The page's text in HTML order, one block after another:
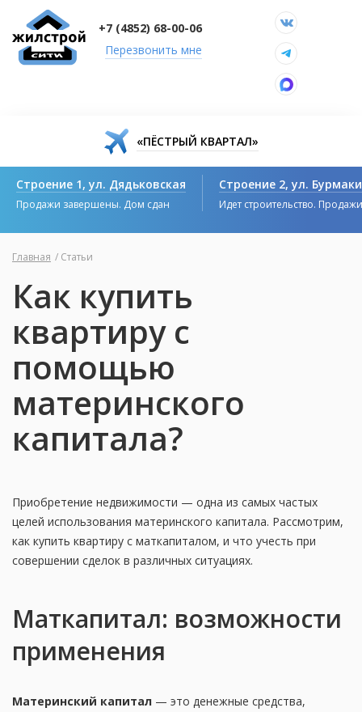
+7 (4852) 68-00-06
Перезвонить мне
«ПЁСТРЫЙ КВАРТАЛ»
Строение 1, ул. Дядьковская
Продажи завершены. Дом сдан
Строение 2, ул.
Идет строительство.
Главная / Статьи
Как купить
квартиру с
помощью
материнского
капитала?
Приобретение недвижимости — одна из самых частых
целей использования материнского капитала. Рассмотрим,
как купить квартиру с маткапиталом, и что учесть при
совершении сделок в различных ситуациях.
Маткапитал: возможности
применения
Материнский капитал — это денежные средства,